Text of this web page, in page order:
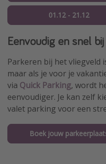
01.12 - 21.12
Eenvoudig en snel
Parkeren bij het vliegveld
maar als je voor je
via Quick Parking, wordt
eenvoudiger. Je kan zelf
valet parking voor een
Boek jouw